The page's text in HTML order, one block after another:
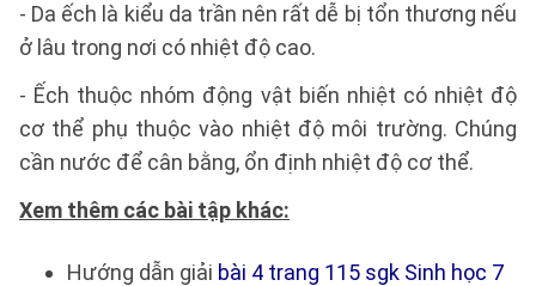
- Da ếch là kiểu da trần nên rất dễ bị tổn thương nếu
ở lâu trong nơi có nhiệt độ cao.
- Ếch thuộc nhóm động vật biến nhiệt có nhiệt độ
cơ thể phụ thuộc vào nhiệt độ môi trường. Chúng
cần nước để cân bằng, ổn định nhiệt độ cơ thể.
Xem thêm các bài tập khác:
Hướng dẫn giải bài 4 trang 115 sgk Sinh học 7